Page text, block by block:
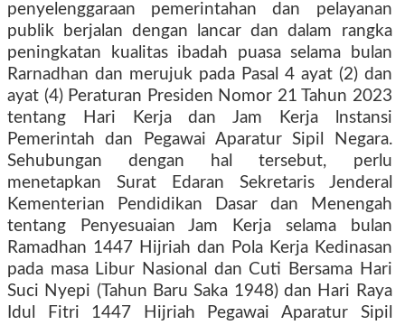
penyelenggaraan pemerintahan dan pelayanan
publik berjalan dengan lancar dan dalam rangka
peningkatan kualitas ibadah puasa selama bulan
Rarnadhan dan merujuk pada Pasal 4 ayat (2) dan
ayat (4) Peraturan Presiden Nomor 21 Tahun 2023
tentang Hari Kerja dan Jam Kerja lnstansi
Pemerintah dan Pegawai Aparatur Sipil Negara.
Sehubungan dengan hal tersebut, perlu
menetapkan Surat Edaran Sekretaris Jenderal
Kementerian Pendidikan Dasar dan Menengah
tentang Penyesuaian Jam Kerja selama bulan
Ramadhan 1447 Hijriah dan Pola Kerja Kedinasan
pada masa Libur Nasional dan Cuti Bersama Hari
Suci Nyepi (Tahun Baru Saka 1948) dan Hari Raya
Idul Fitri 1447 Hijriah Pegawai Aparatur Sipil